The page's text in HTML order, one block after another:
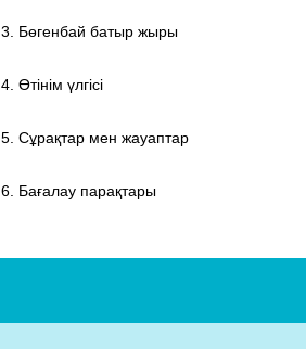
3. Бөгенбай батыр жыры
4. Өтінім үлгісі
5. Сұрақтар мен жауаптар
6. Бағалау парақтары